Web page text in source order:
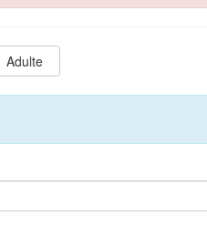
Adulte